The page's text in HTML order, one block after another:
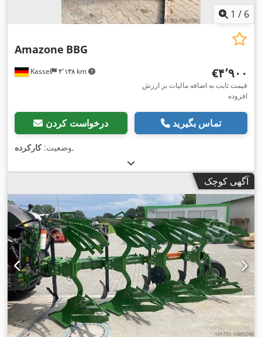
1 / 6
Kassel ۴٬۱۳۸ km
Amazone BBG
‎€۴٬۹۰۰
قیمت ثابت به اضافه مالیات بر ارزش
افزوده
درخواست کردن تماس بگیرید
وضعیت:کارکرده ,
آگهی کوچک